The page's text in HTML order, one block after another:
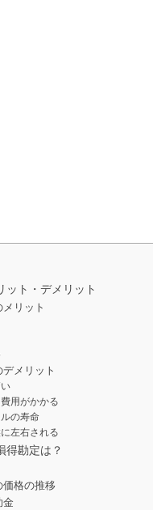
ット・デメリット
メリット
デメリット
用がかかる
の寿命
左右される
得勘定は？
価格の推移
金